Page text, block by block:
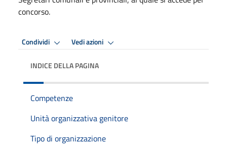
concorso.
Condividi Vedi azioni
INDICE DELLA PAGINA
Competenze
Unità organizzativa genitore
Tipo di organizzazione